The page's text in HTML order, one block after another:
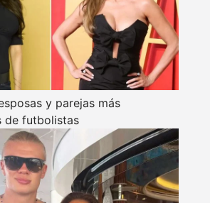
y parejas más
de futbolistas